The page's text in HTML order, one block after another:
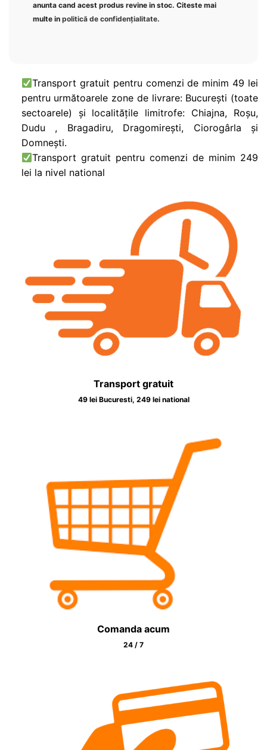
anunta cand acest produs revine in stoc. Citeste mai
multe in politică de confidențialitate.
Transport gratuit pentru comenzi de minim 49 lei
pentru următoarele zone de livrare: București (toate
sectoarele) și localitățile limitrofe: Chiajna, Roșu,
Dudu , Bragadiru, Dragomirești, Ciorogârla și
Domnești.
Transport gratuit pentru comenzi de minim 249
lei la nivel national
Transport gratuit
49 lei Bucuresti, 249 lei national
Comanda acum
24 / 7